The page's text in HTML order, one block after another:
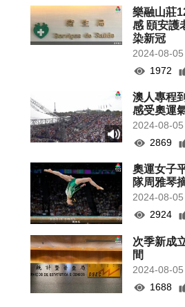
樂融山莊
感 頤安護
染新冠
2024-08-
1972
澳人專程
感受奧運
2024-08-
2869
奧運女子
隊周雅琴
2024-08-
2924
次季新成
間
2024-08-
1688